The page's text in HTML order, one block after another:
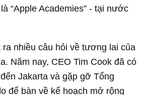
“Apple Academies” - tại nước
ra nhiều câu hỏi về tương lai của
Năm nay, CEO Tim Cook đã có
Jakarta và gặp gỡ Tổng
để bàn về kế hoạch mở rộng